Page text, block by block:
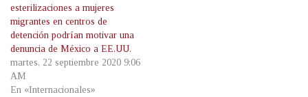
esterilizaciones a mujeres
migrantes en centros de
detención podrían motivar una
denuncia de México a EE.UU.
martes, 22 septiembre 2020 9:06
AM
En «Internacionales»